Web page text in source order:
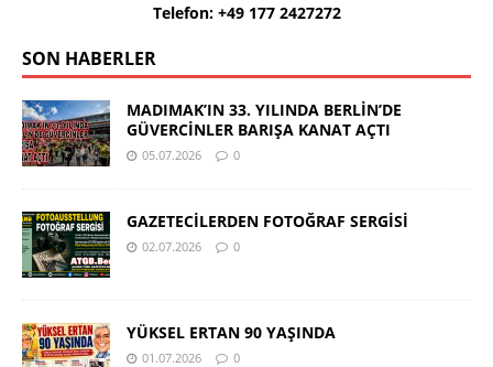
Telefon: +49 177 2427272
SON HABERLER
MADIMAK’IN 33. YILINDA BERLİN’DE
GÜVERCİNLER BARIŞA KANAT AÇTI
05.07.2026 0
GAZETECİLERDEN FOTOĞRAF SERGİSİ
02.07.2026 0
YÜKSEL ERTAN 90 YAŞINDA
01.07.2026 0